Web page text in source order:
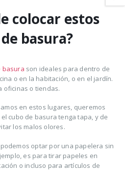
colocar estos
basura?
basura son ideales para dentro de
o en la habitación, o en el jardín.
oficinas o tiendas.
en estos lugares, queremos
cubo de basura tenga tapa, y de
los malos olores.
optar por una papelera sin
es para tirar papeles en
o incluso para artículos de